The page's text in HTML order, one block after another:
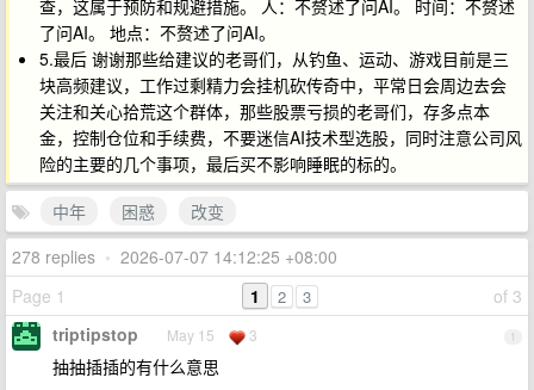
查，这属于预防和规避措施。 人：不赘述了问AI。 时间：不赘述
了问AI。 地点：不赘述了问AI。
5.最后 谢谢那些给建议的老哥们，从钓鱼、运动、游戏目前是三
块高频建议，工作过剩精力会挂机砍传奇中，平常日会周边去会
关注和关心拾荒这个群体，那些股票亏损的老哥们，存多点本
金，控制仓位和手续费，不要迷信AI技术型选股，同时注意公司风
险的主要的几个事项，最后买不影响睡眠的标的。
中年
困惑
改变
278 replies • 2026-07-07 14:12:25 +08:00
Page 1
of 3
1 2 3
1
triptipstop May 15 3
抽抽插插的有什么意思